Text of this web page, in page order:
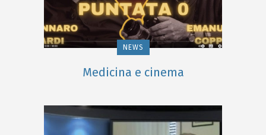
NEWS
Medicina e cinema